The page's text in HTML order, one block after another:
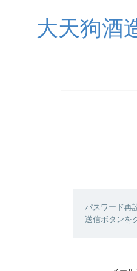
大天狗酒
パスワード再
送信ボタンを